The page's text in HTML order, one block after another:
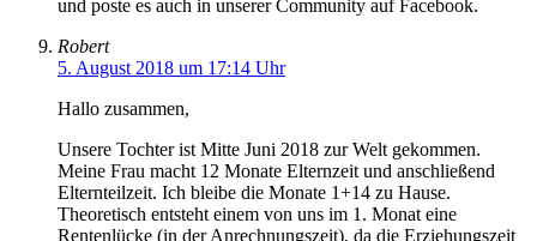
und poste es auch in unserer Community auf Facebook.
Robert
5. August 2018 um 17:14 Uhr
Hallo zusammen,
Unsere Tochter ist Mitte Juni 2018 zur Welt gekommen.
Meine Frau macht 12 Monate Elternzeit und anschließend
Elternteilzeit. Ich bleibe die Monate 1+14 zu Hause.
Theoretisch entsteht einem von uns im 1. Monat eine
Rentenlücke (in der Anrechnungszeit), da die Erziehungszeit